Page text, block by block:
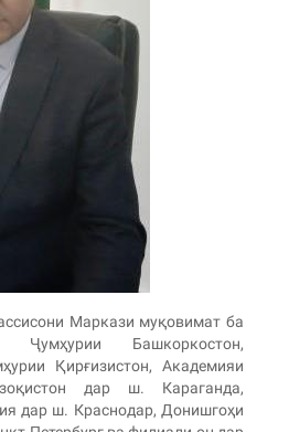
Маркази муқовимат ба
Ҷумҳурии Башкоркостон,
Қирғизистон, Академияи
дар ш. Караганда,
дар ш. Краснодар, Донишгоҳи